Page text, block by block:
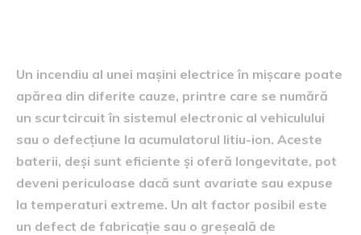
Un incendiu al unei mașini electrice în mișcare poate
apărea din diferite cauze, printre care se numără
un scurtcircuit în sistemul electronic al vehiculului
sau o defecțiune la acumulatorul litiu-ion. Aceste
baterii, deși sunt eficiente și oferă longevitate, pot
deveni periculoase dacă sunt avariate sau expuse
la temperaturi extreme. Un alt factor posibil este
un defect de fabricație sau o greșeală de